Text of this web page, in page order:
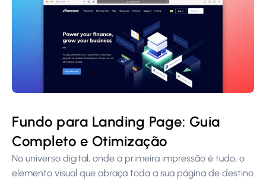
Fundo para Landing Page: Guia
Completo e Otimização
No universo digital, onde a primeira impressão é tudo, o
elemento visual que abraça toda a sua página de destino